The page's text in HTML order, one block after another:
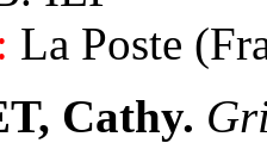
La Poste
Cathy.